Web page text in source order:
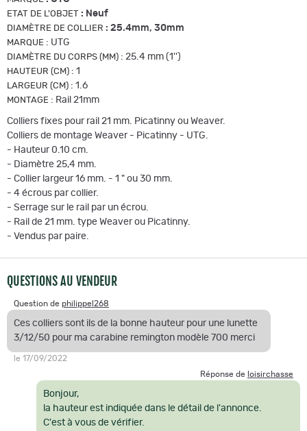
ETAT DE L'OBJET : Neuf
DIAMÈTRE DE COLLIER : 25.4mm, 30mm
MARQUE : UTG
DIAMÈTRE DU CORPS (MM) : 25.4 mm (1'')
HAUTEUR (CM) : 1
LARGEUR (CM) : 1.6
MONTAGE : Rail 21mm
Colliers fixes pour rail 21 mm. Picatinny ou Weaver.
Colliers de montage Weaver - Picatinny - UTG.
- Hauteur 0.10 cm.
- Diamètre 25,4 mm.
- Collier largeur 16 mm. - 1 " ou 30 mm.
- 4 écrous par collier.
- Serrage sur le rail par un écrou.
- Rail de 21 mm. type Weaver ou Picatinny.
- Vendus par paire.
QUESTIONS AU VENDEUR
Question de philippel268
Ces colliers sont ils de la bonne hauteur pour une lunette
3/12/50 pour ma carabine remington modèle 700 merci
le 17/09/2022
Réponse de loisirchasse
Bonjour,
la hauteur est indiquée dans le détail de l'annonce.
C'est à vous de vérifier.